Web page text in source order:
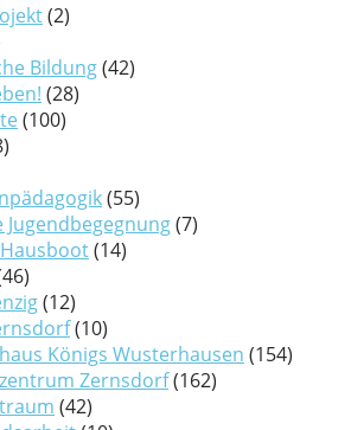
(2)
Bildung(42)
(28)
(100)
(55)
(7)
(14)
(12)
(10)
Königs Wusterhausen (154)
Zernsdorf(162)
(42)